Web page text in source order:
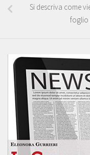
Si descriva come
foglio